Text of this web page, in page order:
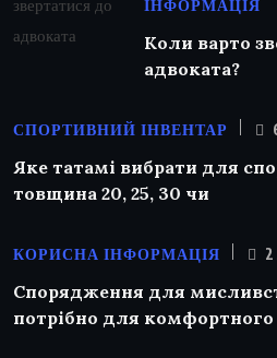
ІНФОРМАЦІЯ
Коли варто
адвоката?
СПОРТИВНИЙ ІНВЕНТАР
Яке татамі вибрати для
товщина 20, 25, 30 чи
КОРИСНА ІНФОРМАЦІЯ
Спорядження для
потрібно для